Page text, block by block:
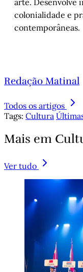
arte. Desenvolve
colonialidade e
contemporâneas.
Redação Matinal
Todos os artigos
Tags: Cultura
Mais em
Ver tudo